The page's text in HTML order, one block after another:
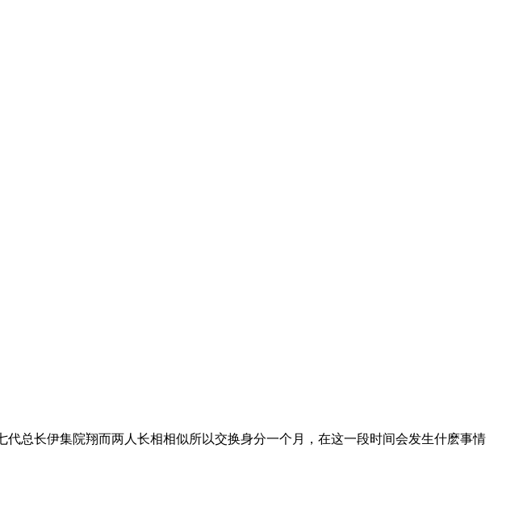
代总长伊集院翔而两人长相相似所以交换身分一个月，在这一段时间会发生什麽事情